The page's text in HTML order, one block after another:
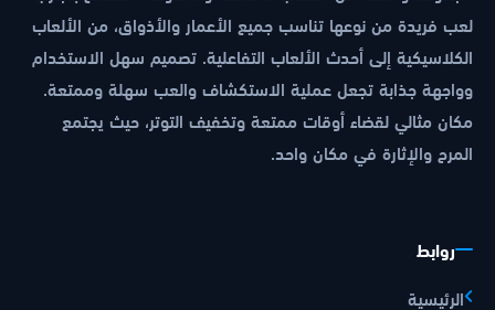
لعب فريدة من نوعها تناسب جميع الأعمار والأذواق، من الألعاب
الكلاسيكية إلى أحدث الألعاب التفاعلية. تصميم سهل الاستخدام
وواجهة جذابة تجعل عملية الاستكشاف والعب سهلة وممتعة.
مكان مثالي لقضاء أوقات ممتعة وتخفيف التوتر، حيث يجتمع
المرح والإثارة في مكان واحد.
روابط
الرئيسية